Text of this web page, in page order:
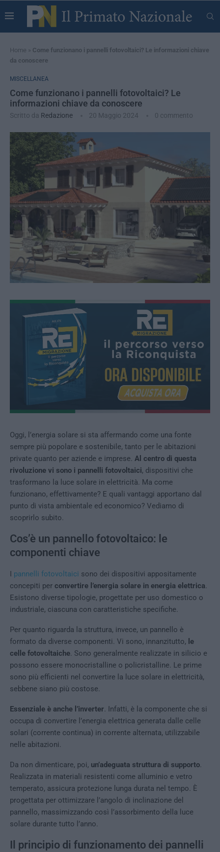
Home » Come funzionano i pannelli fotovoltaici? Le informazioni chiave
da conoscere
MISCELLANEA
Come funzionano i pannelli fotovoltaici? Le
informazioni chiave da conoscere
Scritto da Redazione 20 Maggio 2024 0 commento
Oggi, l’energia solare si sta affermando come una fonte
sempre più popolare e sostenibile, tanto per le abitazioni
private quanto per aziende e imprese. Al centro di questa
rivoluzione vi sono i pannelli fotovoltaici, dispositivi che
trasformano la luce solare in elettricità. Ma come
funzionano, effettivamente? E quali vantaggi apportano dal
punto di vista ambientale ed economico? Vediamo di
scoprirlo subito.
Cos’è un pannello fotovoltaico: le
componenti chiave
I pannelli fotovoltaici sono dei dispositivi appositamente
concepiti per convertire l’energia solare in energia elettrica.
Esistono diverse tipologie, progettate per uso domestico o
industriale, ciascuna con caratteristiche specifiche.
Per quanto riguarda la struttura, invece, un pannello è
formato da diverse componenti. Vi sono, innanzitutto, le
celle fotovoltaiche. Sono generalmente realizzate in silicio e
possono essere monocristalline o policristalline. Le prime
sono più efficienti nel convertire la luce solare in elettricità,
sebbene siano più costose.
Essenziale è anche l’inverter. Infatti, è la componente che si
occupa di convertire l’energia elettrica generata dalle celle
solari (corrente continua) in corrente alternata, utilizzabile
nelle abitazioni.
Da non dimenticare, poi, un’adeguata struttura di supporto.
Realizzata in materiali resistenti come alluminio e vetro
temperato, assicura protezione lunga durata nel tempo. È
progettata per ottimizzare l’angolo di inclinazione del
pannello, massimizzando così l’assorbimento della luce
solare durante tutto l’anno.
Il principio di funzionamento dei pannelli